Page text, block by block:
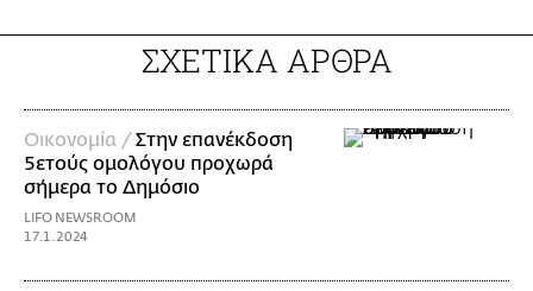
ΣΧΕΤΙΚΑ ΑΡΘΡΑ
Οικονομία /Στην επανέκδοση
5ετούς ομολόγου προχωρά
σήμερα το Δημόσιο
LIFO NEWSROOM
17.1.2024